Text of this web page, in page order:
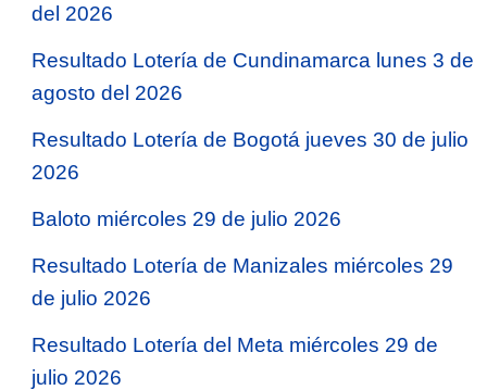
del 2026
Resultado Lotería de Cundinamarca lunes 3 de
agosto del 2026
Resultado Lotería de Bogotá jueves 30 de julio
2026
Baloto miércoles 29 de julio 2026
Resultado Lotería de Manizales miércoles 29
de julio 2026
Resultado Lotería del Meta miércoles 29 de
julio 2026